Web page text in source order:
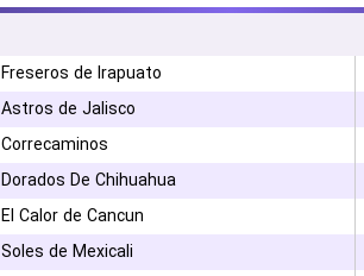
Freseros de Irapuato
Astros de Jalisco
Correcaminos
Dorados De Chihuahua
El Calor de Cancun
Soles de Mexicali